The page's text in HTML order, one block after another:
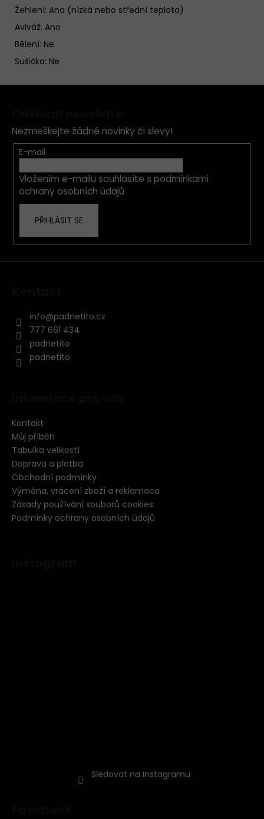
Žehlení: Ano (nízká nebo střední teplota)
Aviváž: Ano
Bělení: Ne
Sušička: Ne
Nezmeškejte žádné novinky či slevy!
E-mail
Vložením e-mailu souhlasíte s podmínkami
ochrany osobních údajů
PŘIHLÁSIT SE
info@padnetito.cz
777 661 434
padnetito
padnetito
Kontakt
Můj příběh
Tabulka velikostí
Doprava a platba
Obchodní podmínky
Výměna, vrácení zboží a reklamace
Zásady používání souborů cookies
Podmínky ochrany osobních údajů
Sledovat na Instagramu